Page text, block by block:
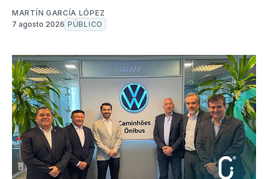
MARTÍN GARCÍA LÓPEZ
7 agosto 2026 PÚBLICO